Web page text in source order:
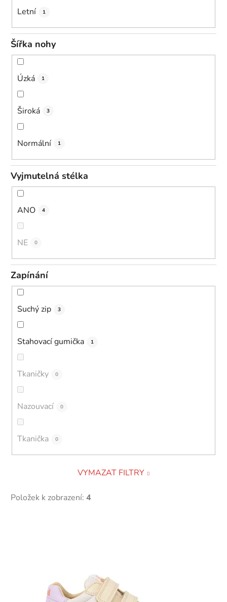
Letní 1
Šířka nohy
Úzká 1
Široká 3
Normální 1
Vyjmutelná stélka
ANO 4
NE 0
Zapínání
Suchý zip 3
Stahovací gumička 1
Tkaničky 0
Nazouvací 0
Tkanička 0
VYMAZAT FILTRY
Položek k zobrazení: 4